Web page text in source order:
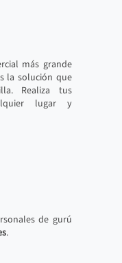
más grande
la solución que
Realiza tus
lugar y
de gurú
.